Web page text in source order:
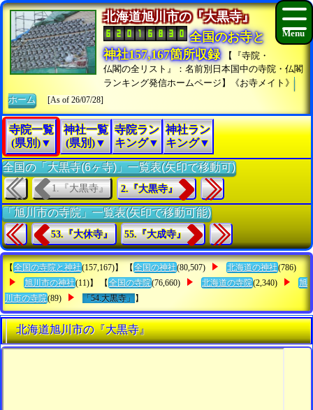
北海道旭川市の『大黒寺』
全国のお寺と
神社157,167箇所収録
【『寺院・
仏閣の全リスト』：名前別日本国中の寺院・仏閣
ランキング発信ホームページ】《お寺メイト》
ホーム
[As of 26/07/28]
寺院一覧
(県別)▼
神社一覧
(県別)▼
寺院ラン
キング▼
神社ラン
キング▼
全国の「大黒寺(6ヶ寺)」一覧表(矢印で移動可)
1.『大黒寺』 2.『大黒寺』
「旭川市の寺院」一覧表(矢印で移動可能)
53.『大休寺』 55.『大成寺』
【 全国の寺院と神社(157,167)】 【 全国の神社(80,507) 北海道の神社(786)
旭川市の神社(11)】 【 全国の寺院(76,660) 北海道の寺院(2,340)
旭
川市の寺院(89) 「54.大黒寺」 】
北海道旭川市の『大黒寺』